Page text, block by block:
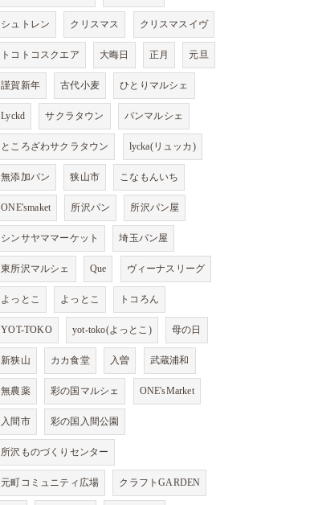
シュトレン クリスマス クリスマスイヴ
トコトコスクエア 大晦日 正月 元旦
謹賀新年 古代小麦 ひとりマルシェ
Lyckd サクラタウン パンマルシェ
ところざわサクラタウン lycka(リュッカ)
無添加パン 狭山市 こなもんいち
ONE'smaket 所沢パン 所沢パン屋
シンサヤママーケット 埼玉パン屋
東所沢マルシェ Que ヴィーナスリーグ
よっとこ よっとこ トコろん
YOT-TOKO yot-toko(よっとこ) 母の日
新狭山 カカ食堂 入曽 武蔵浦和
無農薬 彩の国マルシェ ONE'sMarket
入間市 彩の国入間公園
所沢ものづくりセンター
元町コミュニティ広場 クラフトGARDEN